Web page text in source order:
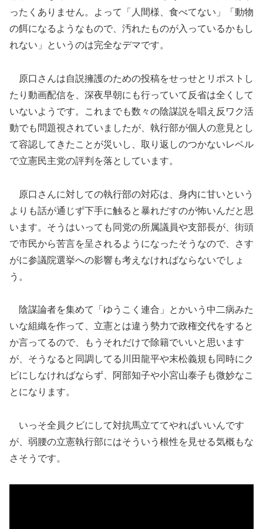
ったくありません。よって「人間様、食べてない」「動物
の餌になるようなもので、汚れたものが入っているかもし
れない」というのは完全なデマです。
原口さんは自説擁護のための投稿をせっせとリポストし
たり動画配信を、深夜早朝にも行っていて反省は全くして
いないようです。これまでも数々の陰謀説を唱え反ワク活
動でも問題視されていましたが、執行部が個人の意見とし
て容認してきたことが災いし、取り返しのつかないレベル
で立憲民主党の評判を落としています。
原口さんに対しての執行部の対応は、身内に甘いという
よりも話が通じず下手に触ると暴れだすのが怖いんだと思
います。そうはいっても同党の所属議員や支部長が、街頭
で市民から苦言を呈されるようになったそうなので、さす
がに参議院選挙への影響も考えなければならないでしょ
う。
陰謀論者を集めて「ゆうこく連合」とかいう中二病みた
いな組織を作って、立憲とは違う勢力で政権交代をすると
か言ってるので、もうそれだけで除籍でいいと思います
が、そうなると同調してる川田龍平や末松義規も同時にク
ビにしなければならず、阿部知子や小宮山泰子も微妙なこ
とになります。
いっそ全員クビにして対抗馬立ててやればいいんです
が、弱腰の立憲執行部にはそういう根性を見せる気概もな
さそうです。